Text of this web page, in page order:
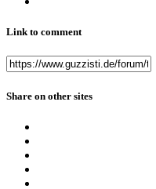
Link to comment
Share on other sites